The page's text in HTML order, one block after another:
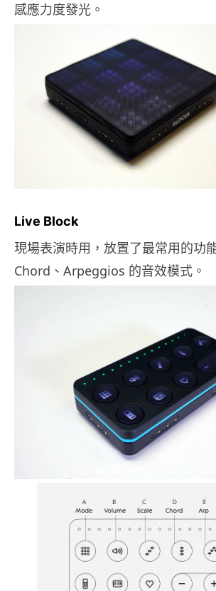
感應力度發光。
Live Block
現場表演時用，放置了最常用的功
Chord、Arpeggios 的音效模式。